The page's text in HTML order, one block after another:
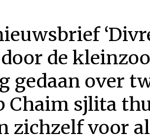
de
gedaan over
Chaim sjlita
zichzelf voor